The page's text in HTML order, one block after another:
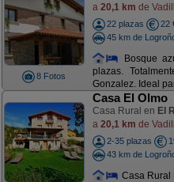
8 Fotos
a 20,1 km de
22 plazas
22
45 km de
Bosque
plazas.
Gonzalez. Ideal
Casa El Olmo
Casa Rural en El
a 20,1 km de
2-35 plazas
43 km de
Casa Rural